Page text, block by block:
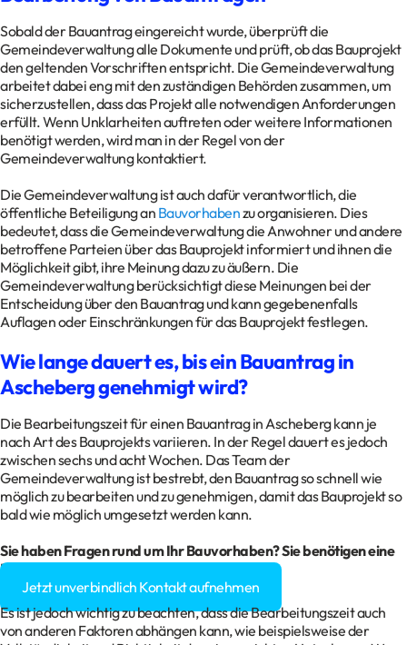
Sobald der Bauantrag eingereicht wurde, überprüft die
Gemeindeverwaltung alle Dokumente und prüft, ob das Bauprojekt
den geltenden Vorschriften entspricht. Die Gemeindeverwaltung
arbeitet dabei eng mit den zuständigen Behörden zusammen, um
sicherzustellen, dass das Projekt alle notwendigen Anforderungen
erfüllt. Wenn Unklarheiten auftreten oder weitere Informationen
benötigt werden, wird man in der Regel von der
Gemeindeverwaltung kontaktiert.
Die Gemeindeverwaltung ist auch dafür verantwortlich, die
öffentliche Beteiligung an Bauvorhabenzu organisieren. Dies
bedeutet, dass die Gemeindeverwaltung die Anwohner und andere
betroffene Parteien über das Bauprojekt informiert und ihnen die
Möglichkeit gibt, ihre Meinung dazu zu äußern. Die
Gemeindeverwaltung berücksichtigt diese Meinungen bei der
Entscheidung über den Bauantrag und kann gegebenenfalls
Auflagen oder Einschränkungen für das Bauprojekt festlegen.
Wie lange dauert es, bis ein Bauantrag in
Ascheberg genehmigt wird?
Die Bearbeitungszeit für einen Bauantrag in Ascheberg kann je
nach Art des Bauprojekts variieren. In der Regel dauert es jedoch
zwischen sechs und acht Wochen. Das Team der
Gemeindeverwaltung ist bestrebt, den Bauantrag so schnell wie
möglich zu bearbeiten und zu genehmigen, damit das Bauprojekt so
bald wie möglich umgesetzt werden kann.
Sie haben Fragen rund um IhrBauvorhaben? Sie benötigen eine
Baugenehmigung?
Jetzt unverbindlich Kontakt aufnehmen
Es ist jedoch wichtig zu beachten, dass die Bearbeitungszeit auch
von anderen Faktoren abhängen kann, wie beispielsweise der